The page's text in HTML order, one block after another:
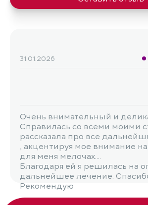
31.01.2026
Очень внимательный и
Справилась со всеми моими
рассказала про все
, акцентируя мое внимание на так важных
для меня мелочах.
Благодаря ей я решилась на
дальнейшее лечение.
Рекомендую